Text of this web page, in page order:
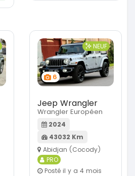
6
NEUF
Jeep Wrangler
Wrangler Européen
2024
43032 Km
Abidjan (Cocody)
PRO
Posté il y a 4 mois